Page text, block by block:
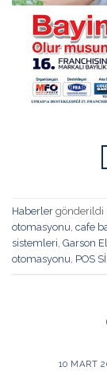
Haberler gönderildi
otomasyonu cafe
sistemleri Garson
otomasyonu POS
10 MART